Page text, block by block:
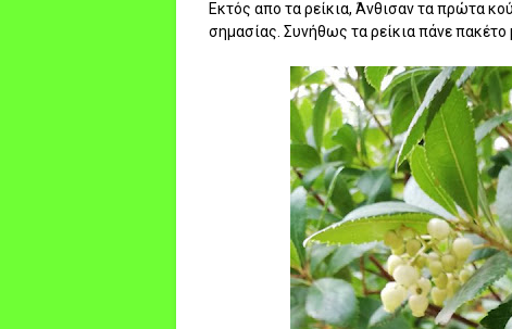
Εκτός απο τα ρείκια, Άνθισαν τα πρώτα
σημασίας. Συνήθως τα ρείκια πάνε πακέτο